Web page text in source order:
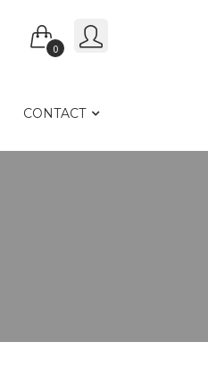
0
CONTACT